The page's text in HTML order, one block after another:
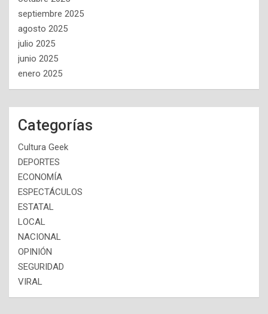
septiembre 2025
agosto 2025
julio 2025
junio 2025
enero 2025
Categorías
Cultura Geek
DEPORTES
ECONOMÍA
ESPECTÁCULOS
ESTATAL
LOCAL
NACIONAL
OPINIÓN
SEGURIDAD
VIRAL